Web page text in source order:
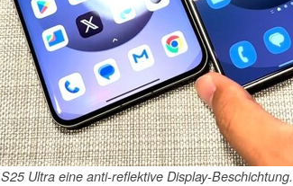
S25 Ultra eine anti-reflektive Display-Beschichtung.